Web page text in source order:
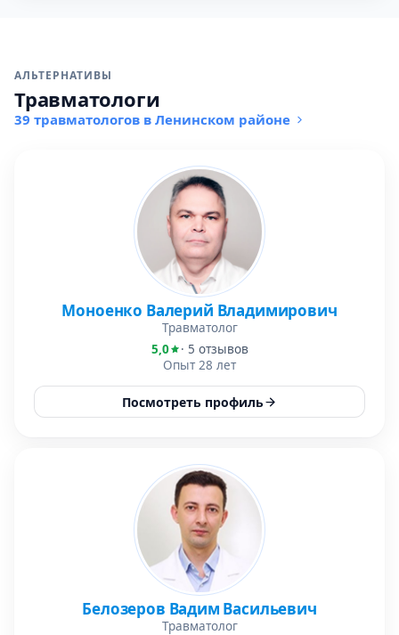
АЛЬТЕРНАТИВЫ
Травматологи
39 травматологов в Ленинском районе
Моноенко Валерий Владимирович
Травматолог
5,0
· 5 отзывов
Опыт 28 лет
Посмотреть профиль
Белозеров Вадим Васильевич
Травматолог